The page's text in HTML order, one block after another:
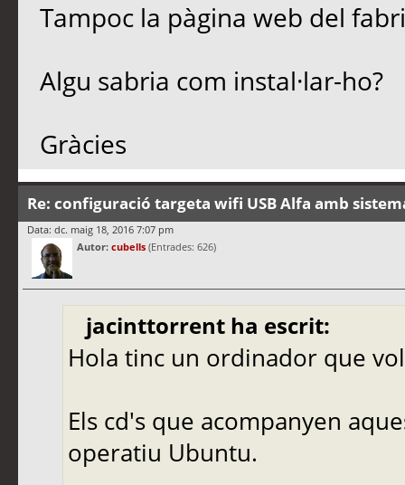
Tampoc la pàgina web del
Algu sabria com instal·lar-ho?
Gràcies
Re: configuració targeta wifi USB Alfa amb
Data: dc. maig 18, 2016 7:07 pm
Autor: cubells (Entrades: 626)
jacinttorrent ha escrit:
Hola tinc un ordinador que
Els cd's que acompanyen
operatiu Ubuntu.